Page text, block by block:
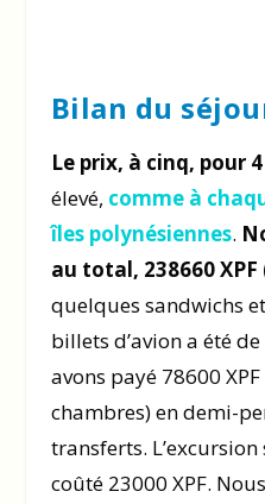
Bilan du
Le prix, à cinq, pour
élevé, comme à
îles polynésiennes.
au total, 238660 XPF
quelques sandwichs
billets d’avion a été
avons payé 78600
chambres) en demi-
transferts.
coûté 23000 XPF.